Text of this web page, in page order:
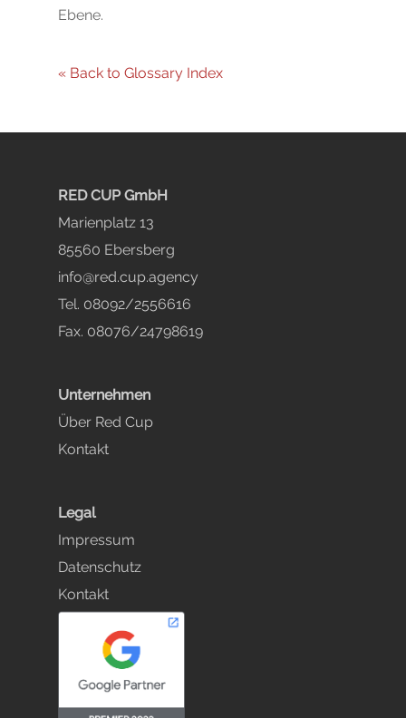
Ebene.
« Back to Glossary Index
RED CUP GmbH
Marienplatz 13
85560 Ebersberg
info@red.cup.agency
Tel. 08092/2556616
Fax. 08076/24798619
Unternehmen
Über Red Cup
Kontakt
Legal
Impressum
Datenschutz
Kontakt